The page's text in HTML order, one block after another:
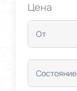
Цена
От
Состояние